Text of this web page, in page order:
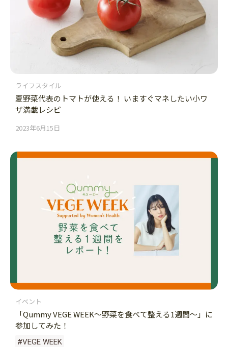
ライフスタイル
夏野菜代表のトマトが使える！ いますぐマネしたい小ワ
ザ満載レシピ
2023年6月15日
イベント
「Qummy VEGE WEEK〜野菜を食べて整える1週間〜」に
参加してみた！
#VEGE WEEK